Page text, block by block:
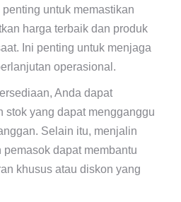
untuk memastikan
harga terbaik dan produk
Ini penting untuk menjaga
operasional.
Anda dapat
stok yang dapat mengganggu
Selain itu, menjalin
dapat membantu
khusus atau diskon yang